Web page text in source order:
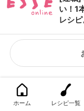
い！1
レシ
ふ
ホーム レシピ一覧